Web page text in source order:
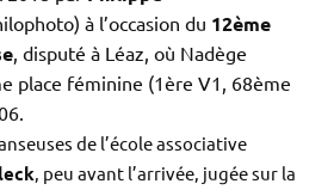
à l’occasion du 12ème
, disputé à Léaz, où Nadège
place féminine (1ère V1, 68ème
de l’école associative
, peu avant l’arrivée, jugée sur la